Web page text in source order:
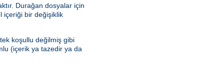
Durağan dosyalar için
içeriği bir değişiklik
koşullu değilmiş gibi
(içerik ya tazedir ya da